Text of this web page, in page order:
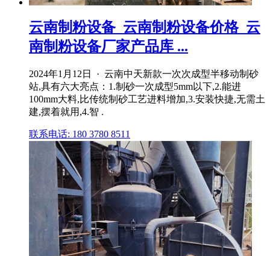
云南制粉设备_云南制粉设备价格_云
南制粉设备厂家产品库 ...
2024年1月12日 · 云南中天新款一次次成型半移动制砂
站,具有六大亮点：1.制砂一次成型5mm以下,2.能进
100mm大料,比传统制砂工艺进料增加,3.安装快捷,无需土
建,摆着就用,4.智 .
联系电话: 180 3780 8511